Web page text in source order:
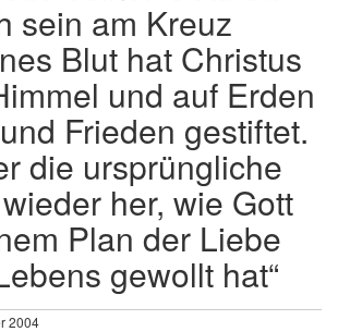
sein am Kreuz
Blut hat Christus
und auf Erden
Frieden gestiftet.
die ursprüngliche
her, wie Gott
Plan der Liebe
gewollt hat“
2004